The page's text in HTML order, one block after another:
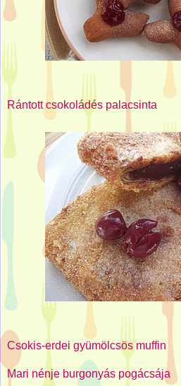
Rántott csokoládés palacsinta
Csokis-erdei gyümölcsös muffin
Mari nénje burgonyás pogácsája